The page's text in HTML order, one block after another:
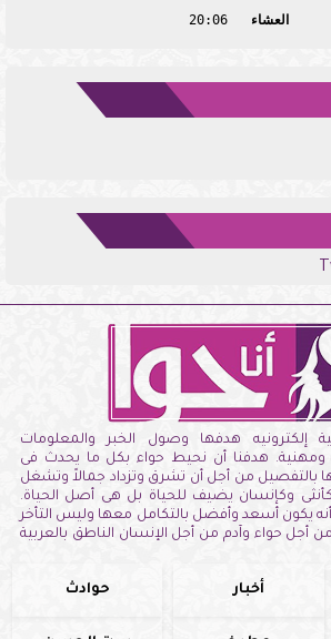
العشاء
20:06
هدفها وصول الخبر والمعلومات
ومهنية. هدفنا أن نحيط حواء بكل ما يحدث فى
بالتفصيل من أجل أن تشرق وتزداد جمالاً وتشغل
كأنثى وكإنسان يضيف للحياة بل هى أصل الحياة.
يكون أسعد وأفضل بالتكامل معها وليس التأخر
أجل حواء وآدم من أجل الإنسان الناطق بالعربية
أخبار حوادث